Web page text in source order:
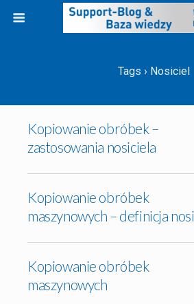
Tags › Nosiciel
Kopiowanie obróbek –
zastosowania nosiciela
Kopiowanie obróbek
maszynowych – definicja
Kopiowanie obróbek
maszynowych